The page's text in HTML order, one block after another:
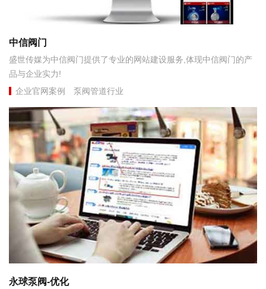
中信阀门
盛世传媒为中信阀门提供了专业的网站建设服务,体现中信阀门的产
品与企业实力!
企业官网案例
泵阀管道行业
永球泵阀-优化